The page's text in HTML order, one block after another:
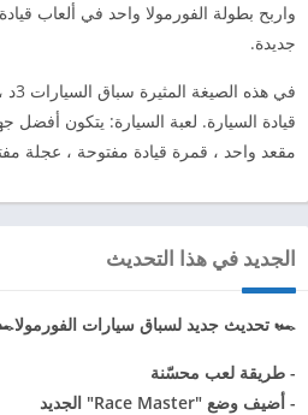
واربح بطولة الفورمولا واحد في ألعاب
جديدة.
في
قيادة السيارة. لعبة السيارة: يتكون أفضل
مقعد واحد ، قمرة قيادة مفتوحة ، عجلة
الجديد في هذا التحديث
🏎️ تحديث جديد لسباق سيارات
- طريقة لعب محسّنة
- أضيف وضع "Race Master" الجديد